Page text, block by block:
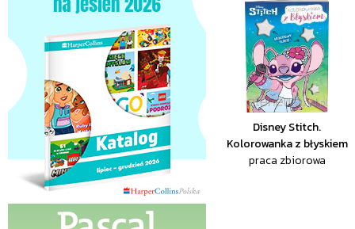
Disney Stitch.
Kolorowanka z błyskiem
praca zbiorowa